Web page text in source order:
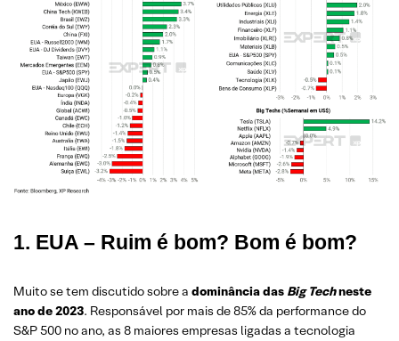
1. EUA – Ruim é bom? Bom é bom?
Muito se tem discutido sobre a dominância das Big Techneste
ano de 2023. Responsável por mais de 85% da performance do
S&P 500 no ano, as 8 maiores empresas ligadas a tecnologia